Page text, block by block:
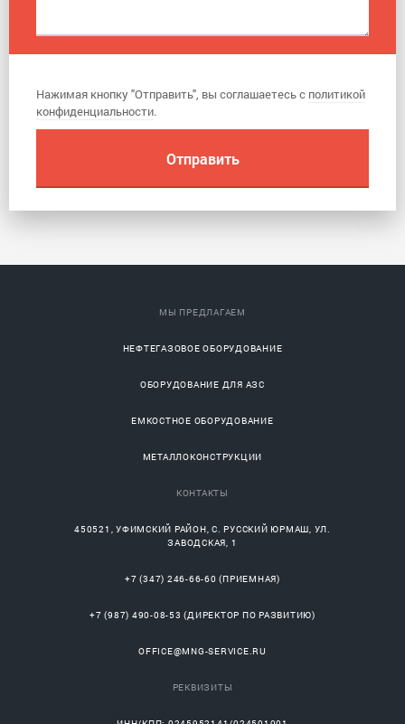
Нажимая кнопку "Отправить", вы соглашаетесь с политикой
конфиденциальности.
МЫ ПРЕДЛАГАЕМ
НЕФТЕГАЗОВОЕ ОБОРУДОВАНИЕ
ОБОРУДОВАНИЕ ДЛЯ АЗС
ЕМКОСТНОЕ ОБОРУДОВАНИЕ
МЕТАЛЛОКОНСТРУКЦИИ
КОНТАКТЫ
450521 ,УФИМСКИЙ РАЙОН, С.РУССКИЙ ЮРМАШ, УЛ.
ЗАВОДСКАЯ, 1
+7 (347) 246-66-60 (ПРИЕМНАЯ)
+7 (987) 490-08-53 (ДИРЕКТОР ПО РАЗВИТИЮ)
OFFICE@MNG-SERVICE.RU
РЕКВИЗИТЫ